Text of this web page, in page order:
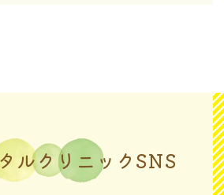
矯正装置はインビザライ
件を満たして薬事承認さ
ピース型矯正装置も国内
ルクリニックSNS